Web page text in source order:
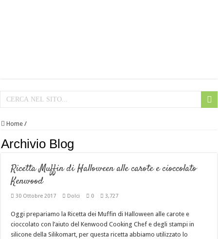
Home /
Archivio Blog
Ricetta Muffin di Halloween alle carote e cioccolato
Kenwood
30 Ottobre 2017 Dolci 0 3,727
Oggi prepariamo la Ricetta dei Muffin di Halloween alle carote e
cioccolato con l’aiuto del Kenwood Cooking Chef e degli stampi in
silicone della Silikomart, per questa ricetta abbiamo utilizzato lo